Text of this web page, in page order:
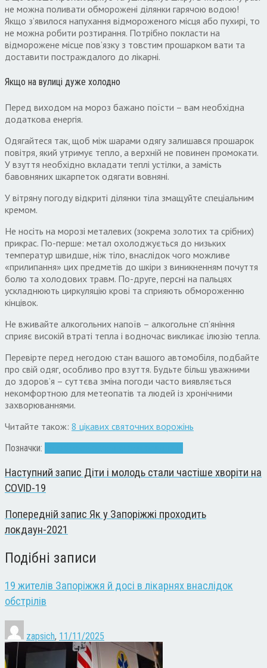
не можна поливати обморожені ділянки гарячою водою!
Якщо з’явилося напухання відмороженого місця або пухирі, то
не можна робити розтирання. Потрібно покласти на
відморожене місце пов’язку з товстим прошарком вати та
доставити постраждалого до лікарні.
Якщо на вулиці дуже холодно
Перед виходом на мороз бажано поїсти – вам необхідна
додаткова енергія.
Одягайтеся так, щоб між шарами одягу залишався прошарок
повітря, який утримує тепло, а верхній не повинен промокати.
У взуття необхідно вкладати теплі устілки, а замість
бавовняних шкарпеток одягати вовняні.
У вітряну погоду відкриті ділянки тіла змащуйте спеціальним
кремом.
Не носіть на морозі металевих (зокрема золотих та срібних)
прикрас. По-перше: метал охолоджується до низьких
температур швидше, ніж тіло, внаслідок чого можливе
«прилипання» цих предметів до шкіри з виникненням почуття
болю та холодових травм. По-друге, персні на пальцях
ускладнюють циркуляцію крові та сприяють обмороженню
кінцівок.
Не вживайте алкогольних напоїв – алкогольне сп’яніння
сприяє високій втраті тепла і водночас викликає ілюзію тепла.
Перевірте перед негодою стан вашого автомобіля, подбайте
про свій одяг, особливо про взуття. Будьте більш уважними
до здоров’я – суттєва зміна погоди часто виявляється
некомфортною для метеопатів та людей із хронічними
захворюваннями.
Читайте також: 8 цікавих святочних ворожінь
Позначки:
Наступний запис Діти і молодь стали частіше хворіти на
COVID-19
Попередній запис Як у Запоріжжі проходить
локдаун-2021
Подібні записи
19 жителів Запоріжжя й досі в лікарнях внаслідок
обстрілів
zapsich, 11/11/2025